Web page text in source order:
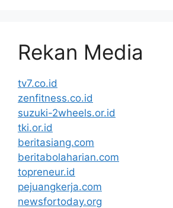
Rekan Media
tv7.co.id
zenfitness.co.id
suzuki-2wheels.or.id
tki.or.id
beritasiang.com
beritabolaharian.com
topreneur.id
pejuangkerja.com
newsfortoday.org